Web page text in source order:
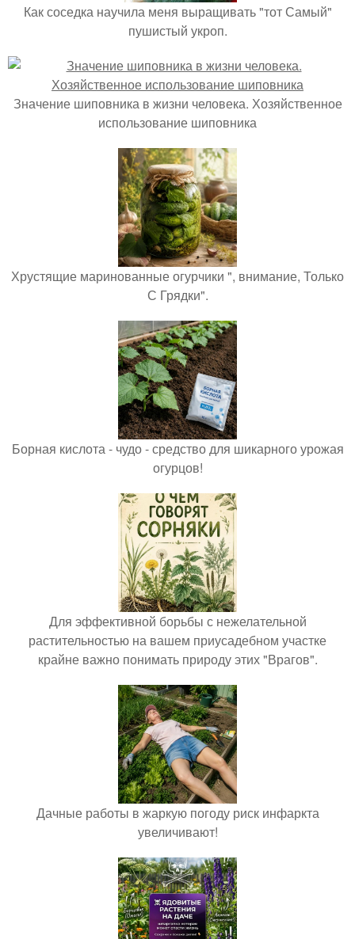
Как соседка научила меня выращивать "тот Самый"
пушистый укроп.
Значение шиповника в жизни человека. Хозяйственное
использование шиповника
Хрустящие маринованные огурчики ", внимание, Только
С Грядки".
Борная кислота - чудо - средство для шикарного урожая
огурцов!
Для эффективной борьбы с нежелательной
растительностью на вашем приусадебном участке
крайне важно понимать природу этих "Врагов".
Дачные работы в жаркую погоду риск инфаркта
увеличивают!